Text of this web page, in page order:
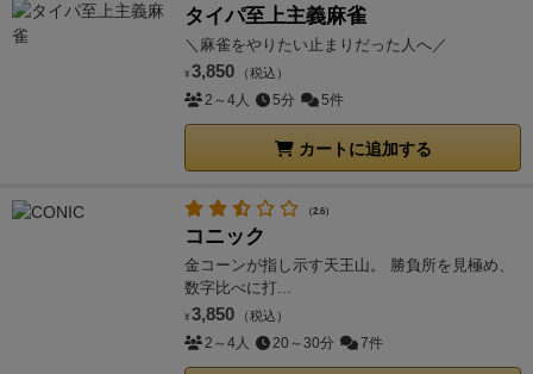
タイパ至上主義麻雀
＼麻雀をやりたい止まりだった人へ／
¥ 3,850 （税込）
2～4人 5分 5件
カートに追加する
（2.6）
コニック
金コーンが指し示す天王山。 勝負所を見極め、
数字比べに打...
¥ 3,850 （税込）
2～4人 20～30分 7件